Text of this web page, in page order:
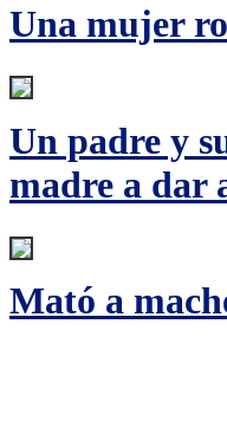
Una mujer
Un padre y
madre a dar
Mató a